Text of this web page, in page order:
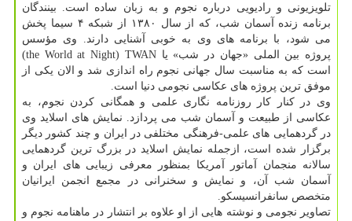
تلویزیونی و رادیویی درباره نجوم و به زبان ساده است. بینندگان
برنامه زنده آسمان شب، که از سال ۱۳۸۰ از شبکه ۴ سیما پخش
می شود، با برنامه های وی به خوبی آشنایی دارند. وی مؤسس
پروژه بین الملی «جهان در شب» یا the World at Night) TWAN)
است که به مناسبت سال جهانی نجوم راه اندازی شد و الان یکی از
موفق ترین پروژه های عکاسی نجومی دنیا است.
وی در کنار کار روزنامه نگاری علمی و همگانی کردن نجوم، به
عکاسی از طبیعت و آسمان شب می پردازد. نمایش های اسلاید وی
در گردهمایی های علمی-فرهنگی مختلفی در ایران و چند کشور دیگر
برگزار شده است، ازجمله نمایش اسلاید در بزرگ ترین گردهمایی
سالانه منجمان آماتور آمریکا بمنظور معرفی زیبایی های ایران و
آسمان شب آن، و نمایش و سخنرانی در مجمع انجمن ایرانیان
متخصص سانفرانسیسکو.
تصاویر نجومی و نوشته هایی از او علاوه بر انتشار در ماهنامه نجوم و